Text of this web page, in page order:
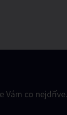
Vám co nejdříve.